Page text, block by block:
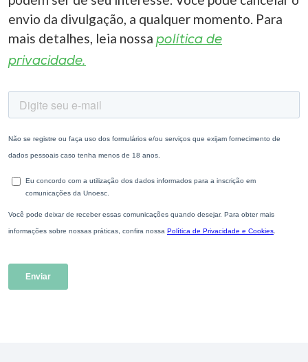
envio da divulgação, a qualquer momento. Para
mais detalhes, leia nossa política de
privacidade.